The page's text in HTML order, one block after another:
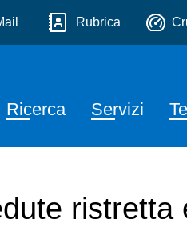
Rubrica
Ricerca Servizi
ristretta